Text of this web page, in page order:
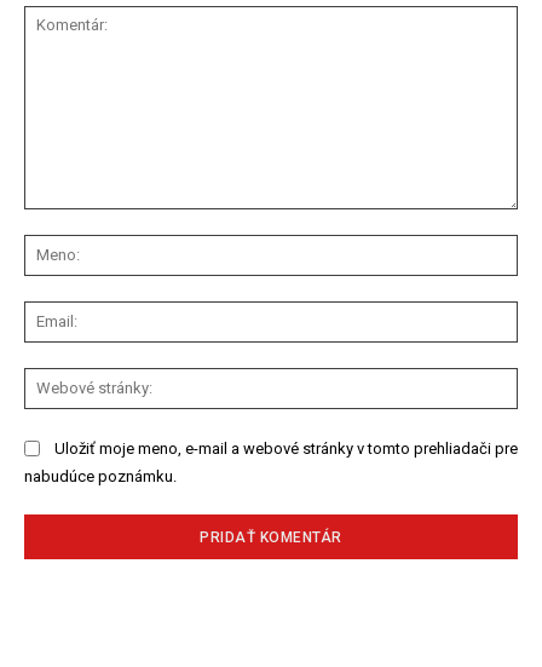
Uložiť moje meno, e-mail a webové stránky v tomto prehliadači pre
nabudúce poznámku.